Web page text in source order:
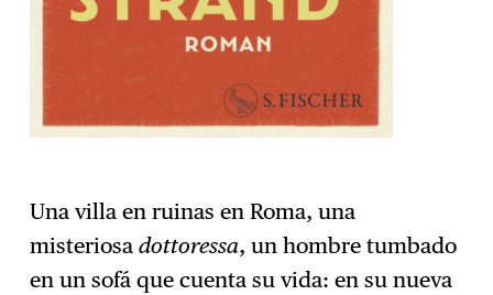
Una villa en ruinas en Roma, una
misteriosadottoressa, un hombre tumbado
en un sofá que cuenta su vida: en su nueva